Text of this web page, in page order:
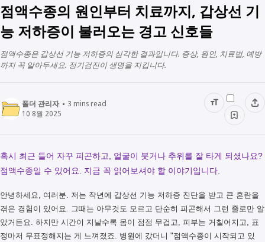
점액수종의 원인부터 치료까지, 갑상선 기
능 저하증이 불러오는 경고 신호들
점액수종은 갑상선 기능 저하증의 심각한 결과입니다. 증상, 원인, 치료법, 예방
까지 꼭 알아두세요. 정기검진이 생명을 지킵니다.
폴더 관리자 3 mins read
10 8월 2025
혹시 최근 들어 자꾸 피곤하고, 얼굴이 붓거나 추위를 잘 타게 되셨나요?
점액수종일 수 있어요. 지금 꼭 읽어보셔야 할 이야기입니다.
안녕하세요, 여러분. 저는 작년에 갑상선 기능 저하증 진단을 받고 큰 혼란을
겪은 경험이 있어요. 그때는 아무것도 모르고 단순히 피곤해서 그런 줄로만 알
았거든요. 하지만 시간이 지날수록 몸이 점점 무겁고, 피부는 거칠어지고, 표
정마저 무표정해지는 게 느껴졌죠. 병원에 갔더니 "점액수종이 시작되고 있